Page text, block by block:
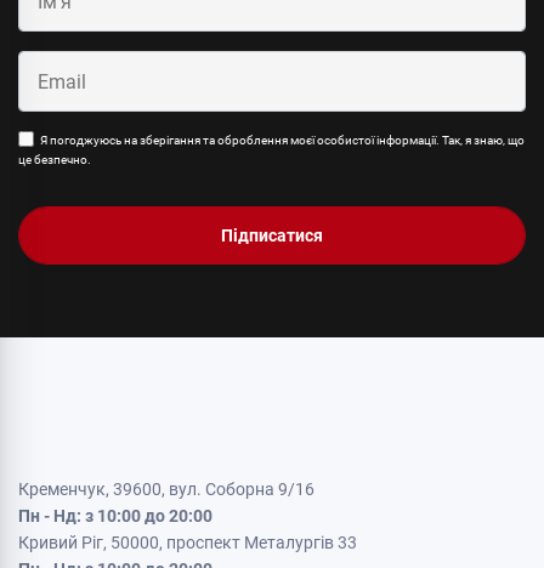
Я погоджуюсь на зберігання та оброблення моєї особистої інформації. Так, я знаю, що
це безпечно.
Підписатися